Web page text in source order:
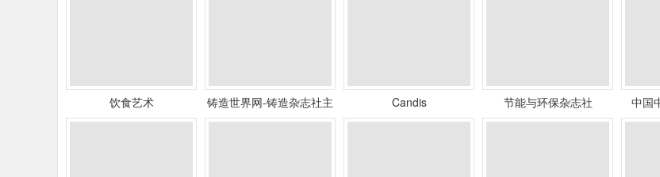
饮食艺术
铸造世界网-铸造杂志社主
办
Candis 节能与环保杂志社 中国